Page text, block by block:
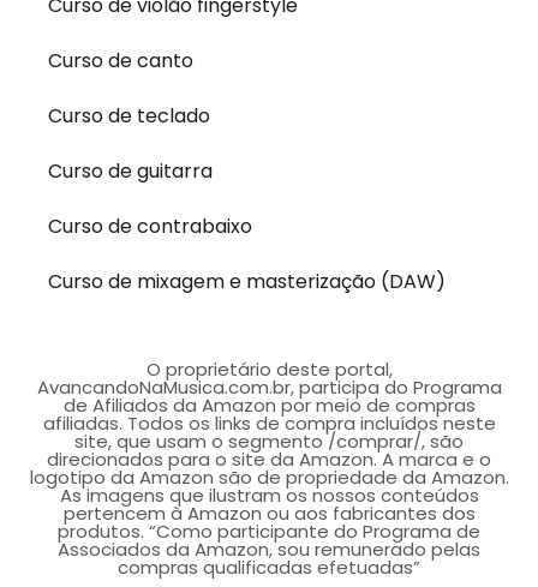
Curso de violão fingerstyle
Curso de canto
Curso de teclado
Curso de guitarra
Curso de contrabaixo
Curso de mixagem e masterização (DAW)
O proprietário deste portal,
AvancandoNaMusica.com.br, participa do Programa
de Afiliados da Amazon por meio de compras
afiliadas. Todos os links de compra incluídos neste
site, que usam o segmento /comprar/, são
direcionados para o site da Amazon. A marca e o
logotipo da Amazon são de propriedade da Amazon.
As imagens que ilustram os nossos conteúdos
pertencem à Amazon ou aos fabricantes dos
produtos. “Como participante do Programa de
Associados da Amazon, sou remunerado pelas
compras qualificadas efetuadas”